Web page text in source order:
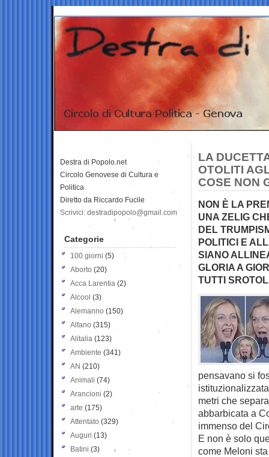
LA
OTOLITI
COSE NON
NON È LA
UNA ZELIG
DEL
POLITICI E
SIANO
GLORIA A
TUTTI
pensavano si
metri che
abbarbicata a
immenso del
E non è solo
come Meloni
Destra di Popolo.net
Circolo Genovese di Cultura e
Politica
Diretto da Riccardo Fucile
Scrivici: destradipopolo@gmail.com
Categorie
100 giorni (5)
Aborto (20)
Acca Larentia (2)
Alcool (3)
Alemanno (150)
Alfano (315)
Alitalia (123)
Ambiente (341)
AN (210)
Animali (74)
Arancioni (2)
arte (175)
Attentato (329)
Auguri (13)
Batini (3)